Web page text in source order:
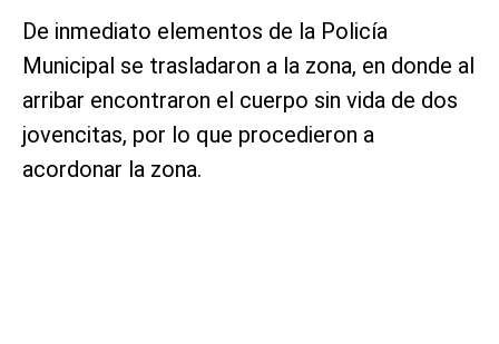
De inmediato elementos de la Policía
Municipal se trasladaron a la zona, en donde al
arribar encontraron el cuerpo sin vida de dos
jovencitas, por lo que procedieron a
acordonar la zona.